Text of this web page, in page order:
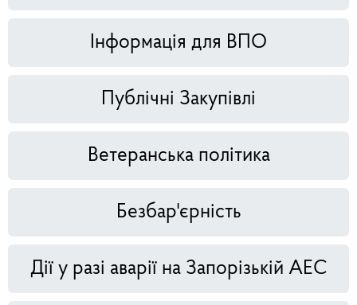
Інформація для ВПО
Публічні Закупівлі
Ветеранська політика
Безбар'єрність
Дії у разі аварії на Запорізькій АЕС